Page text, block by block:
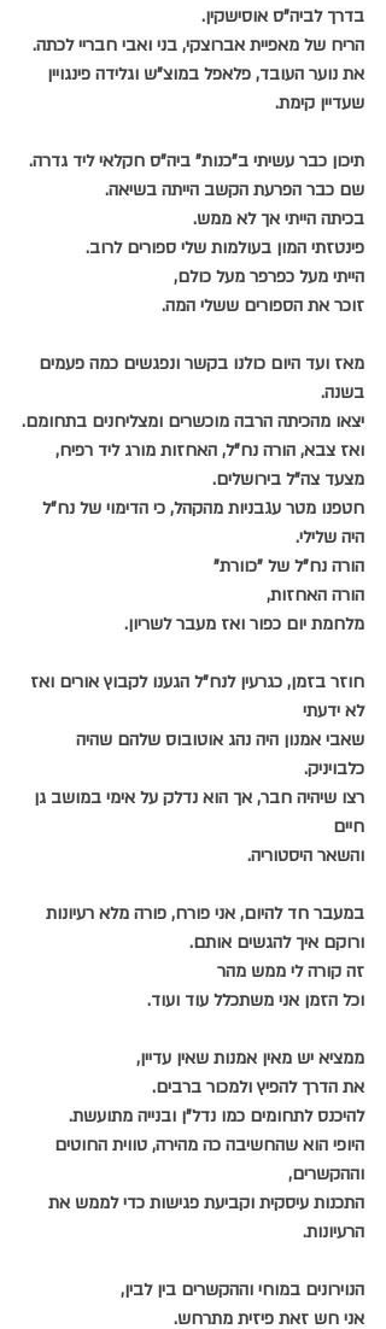
בדרך לביה"ס אוסישקין.
הריח של מאפיית אברוצקי, בני ואבי חבריי לכתה.
את נוער העובד, פלאפל במוצ"ש וגלידה פינגויין
שעדיין קימת.
תיכון כבר עשיתי ב"כנות" ביה"ס חקלאי ליד גדרה.
שם כבר הפרעת הקשב הייתה בשיאה.
בכיתה הייתי אך לא ממש.
פינטזתי המון בעולמות שלי ספורים לרוב.
הייתי מעל כפרפר מעל כולם,
זוכר את הספורים ששלי המה.
מאז ועד היום כולנו בקשר ונפגשים כמה פעמים
בשנה.
יצאו מהכיתה הרבה מוכשרים ומצליחנים בתחומם.
ואז צבא, הורה נח"ל, האחזות מורג ליד רפיח,
מצעד צה"ל בירושלים.
חטפנו מטר עגבניות מהקהל, כי הדימוי של נח"ל
היה שלילי.
הורה נח"ל של "כוורת"
הורה האחזות,
מלחמת יום כפור ואז מעבר לשריון.
חוזר בזמן, כגרעין לנח"ל הגענו לקבוץ אורים ואז
לא ידעתי
שאבי אמנון היה נהג אוטובוס שלהם שהיה
כלבויניק.
רצו שיהיה חבר, אך הוא נדלק על אימי במושב גן
חיים
והשאר היסטוריה.
במעבר חד להיום, אני פורח, פורה מלא רעיונות
ורוקם איך להגשים אותם.
זה קורה לי ממש מהר
וכל הזמן אני משתכלל עוד ועוד.
ממציא יש מאין אמנות שאין עדיין,
את הדרך להפיץ ולמכור ברבים.
להיכנס לתחומים כמו נדל"ן ובנייה מתועשת.
היופי הוא שהחשיבה כה מהירה, טווית החוטים
וההקשרים,
התכנות עיסקית וקביעת פגישות כדי לממש את
הרעיונות.
הנוירונים במוחי וההקשרים בין לבין,
אני חש זאת פיזית מתרחש.